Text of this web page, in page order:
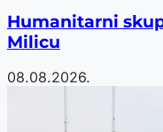
Humanitarni
Milicu
08.08.2026.